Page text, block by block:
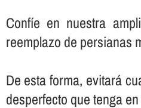
Confí­e en nuestra
reemplazo de persianas
De esta forma, evitará
desperfecto que tenga